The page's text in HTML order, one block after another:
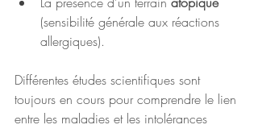
(sensibilité générale aux réactions
allergiques).
Différentes études scientifiques sont
toujours en cours pour comprendre le lien
entre les maladies et les intolérances